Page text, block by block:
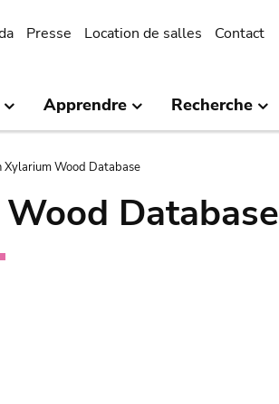
Presse Location de salles Contact
Apprendre Recherche
Xylarium Wood Database
Database